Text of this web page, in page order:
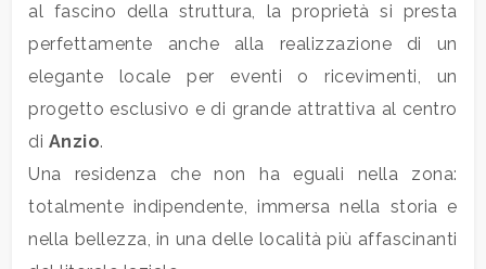
al fascino della struttura, la proprietà si presta
perfettamente anche alla realizzazione di un
elegante locale per eventi o ricevimenti, un
progetto esclusivo e di grande attrattiva al centro
di Anzio.
Una residenza che non ha eguali nella zona:
totalmente indipendente, immersa nella storia e
nella bellezza, in una delle località più affascinanti
2
3
4
5